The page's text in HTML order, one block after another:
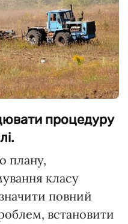
процедуру
плану,
класу
повний
встановити